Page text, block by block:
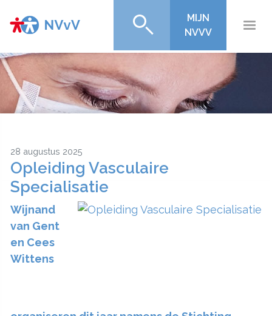
MIJN
NVVV
28 augustus 2025
Opleiding Vasculaire
Specialisatie
Wijnand
van Gent
en Cees
Wittens